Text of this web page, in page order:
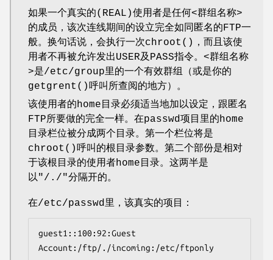
如果一个真实的(REAL)使用者是任何<群组名称>
的成员，该次连线期间的设立完全如同匿名的FTP一
般。换句话说，会执行一次chroot()，而且该使
用者不再被允许发出USER及PASS指令。<群组名称
>是/etc/group里的一个有效群组（或是你的
getgrent()呼叫所查阅的地方）。
该使用者的home目录必须适当地加以设定，跟匿名
FTP所要做的完全一样。在passwd项目里的home
目录栏位被分成两个目录。第一个栏位将是
chroot()呼叫的根目录参数。第二个部份是相对
于该根目录的使用者home目录。这两半是
以"/./"分隔开的。
在/etc/passwd里，该真实的项目：
guest1::100:92:Guest
Account:/ftp/./incoming:/etc/ftponly